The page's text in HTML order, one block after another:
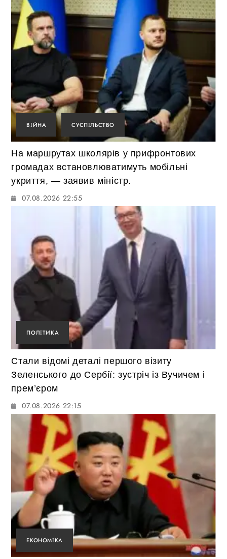
ВІЙНА СУСПІЛЬСТВО
На маршрутах школярів у прифронтових
громадах встановлюватимуть мобільні
укриття, — заявив міністр.
07.08.2026 22:55
ПОЛІТИКА
Стали відомі деталі першого візиту
Зеленського до Сербії: зустріч із Вучичем і
прем’єром
07.08.2026 22:15
ЕКОНОМІКА